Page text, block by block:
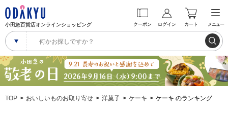
小田急百貨店オンラインショッピング クーポン ログイン カート メニュー
TOP おいしいものお取り寄せ 洋菓子 ケーキ ケーキ のランキング